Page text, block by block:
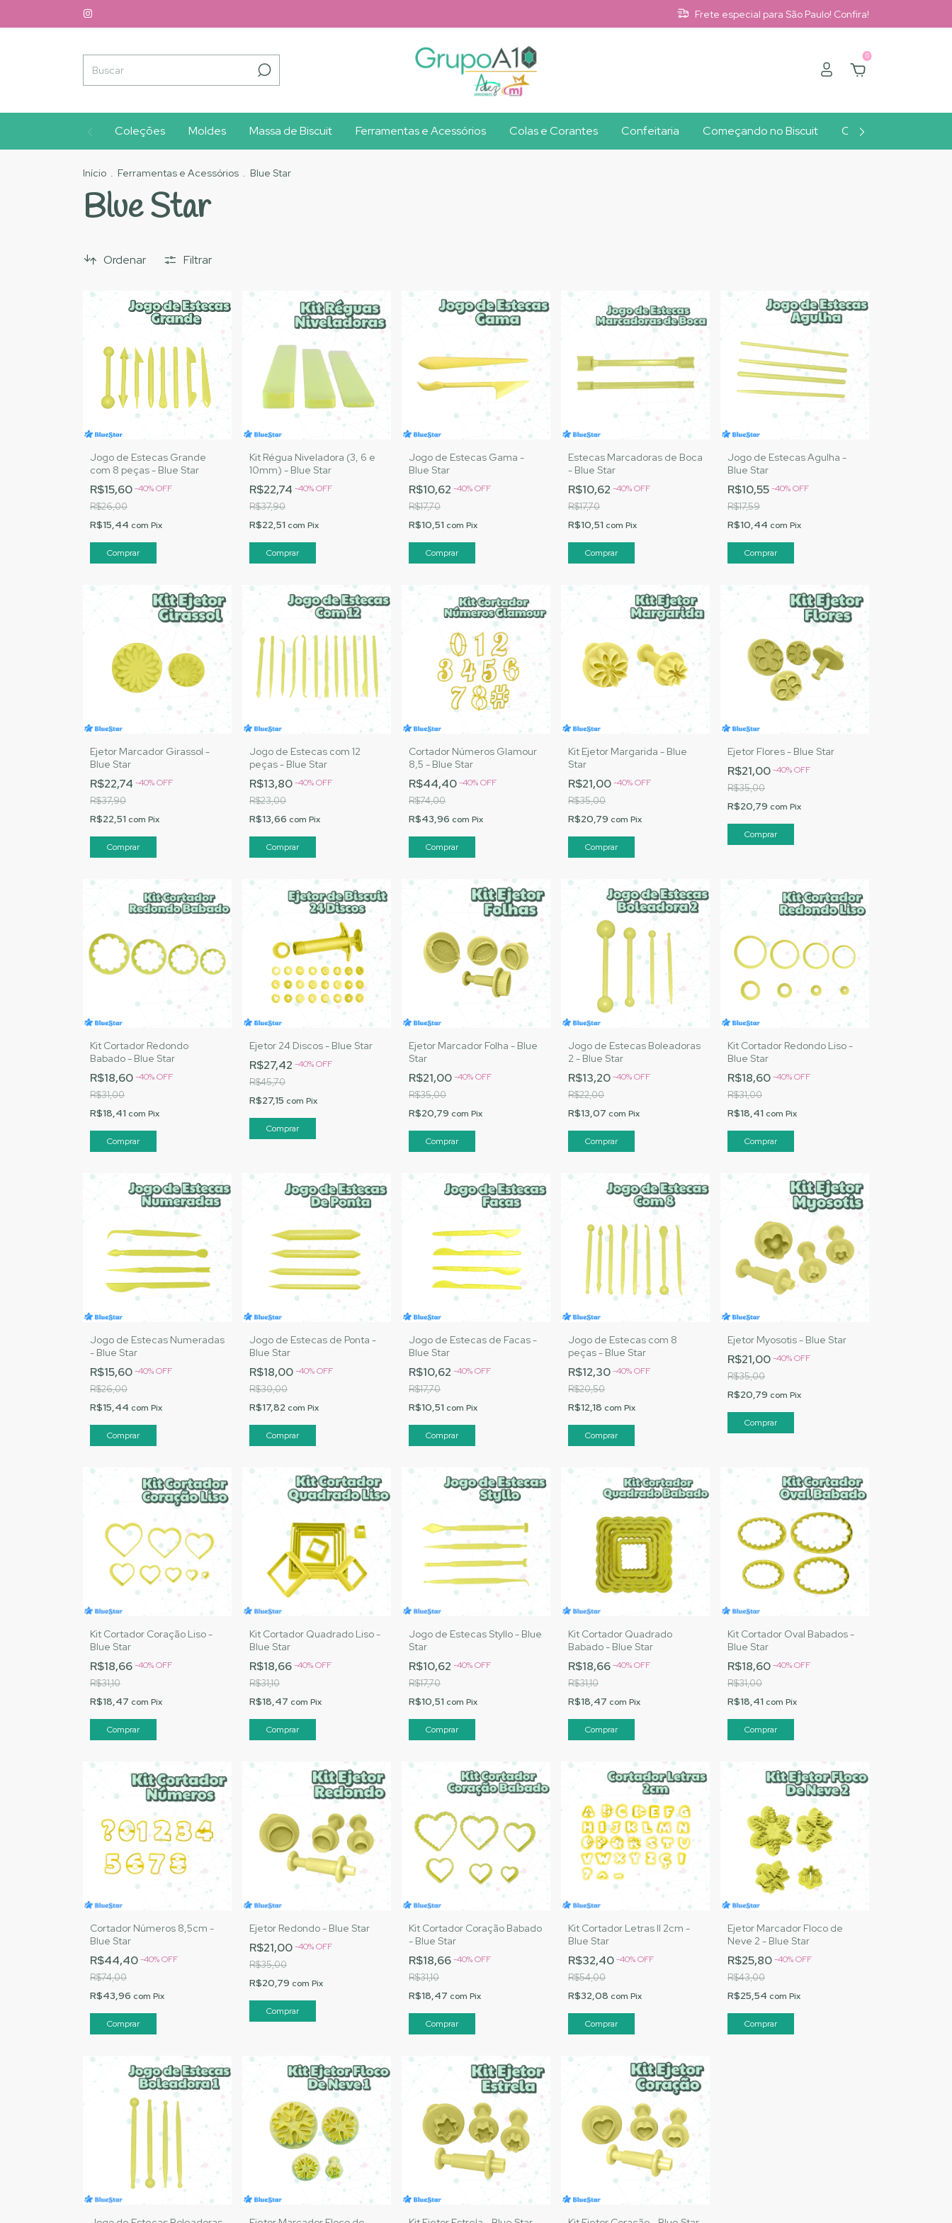
Frete especial para São Paulo! Confira!
0
Coleções Moldes Massa de Biscuit Ferramentas e Acessórios Colas e Corantes Confeitaria Começando no Biscuit Clube A10
Início . Ferramentas e Acessórios . Blue Star
Blue Star
Ordenar Filtrar
Jogo de Estecas Grande
com 8 peças - Blue Star
R$15,60-40%OFF
R$26,00
R$15,44 com Pix
Kit Régua Niveladora (3, 6 e
10mm) - Blue Star
R$22,74 -40%OFF
R$37,90
R$22,51 com Pix
Jogo de Estecas Gama -
Blue Star
R$10,62 -40%OFF
R$17,70
R$10,51 com Pix
Estecas Marcadoras de Boca
- Blue Star
R$10,62 -40%OFF
R$17,70
R$10,51 com Pix
Jogo de Estecas Agulha -
Blue Star
R$10,55-40%OFF
R$17,59
R$10,44 com Pix
Ejetor Marcador Girassol -
Blue Star
R$22,74 -40%OFF
R$37,90
R$22,51 com Pix
Jogo de Estecas com 12
peças - Blue Star
R$13,80-40%OFF
R$23,00
R$13,66 com Pix
Cortador Números Glamour
8,5 - Blue Star
R$44,40-40%OFF
R$74,00
R$43,96 com Pix
Kit Ejetor Margarida - Blue
Star
R$21,00-40%OFF
R$35,00
R$20,79 com Pix
Ejetor Flores - Blue Star
R$21,00-40%OFF
R$35,00
R$20,79 com Pix
Kit Cortador Redondo
Babado - Blue Star
R$18,60-40%OFF
R$31,00
R$18,41 com Pix
Ejetor 24 Discos - Blue Star
R$27,42 -40%OFF
R$45,70
R$27,15 com Pix
Ejetor Marcador Folha - Blue
Star
R$21,00-40%OFF
R$35,00
R$20,79 com Pix
Jogo de Estecas Boleadoras
2 - Blue Star
R$13,20-40%OFF
R$22,00
R$13,07 com Pix
Kit Cortador Redondo Liso -
Blue Star
R$18,60-40%OFF
R$31,00
R$18,41 com Pix
Jogo de Estecas Numeradas
- Blue Star
R$15,60-40%OFF
R$26,00
R$15,44 com Pix
Jogo de Estecas de Ponta -
Blue Star
R$18,00-40%OFF
R$30,00
R$17,82 com Pix
Jogo de Estecas de Facas -
Blue Star
R$10,62 -40%OFF
R$17,70
R$10,51 com Pix
Jogo de Estecas com 8
peças - Blue Star
R$12,30-40%OFF
R$20,50
R$12,18 com Pix
Ejetor Myosotis - Blue Star
R$21,00-40%OFF
R$35,00
R$20,79 com Pix
Kit Cortador Coração Liso -
Blue Star
R$18,66-40%OFF
R$31,10
R$18,47 com Pix
Kit Cortador Quadrado Liso -
Blue Star
R$18,66-40%OFF
R$31,10
R$18,47 com Pix
Jogo de Estecas Styllo - Blue
Star
R$10,62 -40%OFF
R$17,70
R$10,51 com Pix
Kit Cortador Quadrado
Babado - Blue Star
R$18,66-40%OFF
R$31,10
R$18,47 com Pix
Kit Cortador Oval Babados -
Blue Star
R$18,60-40%OFF
R$31,00
R$18,41 com Pix
Cortador Números 8,5cm -
Blue Star
R$44,40-40%OFF
R$74,00
R$43,96 com Pix
Ejetor Redondo - Blue Star
R$21,00-40%OFF
R$35,00
R$20,79 com Pix
Kit Cortador Coração Babado
- Blue Star
R$18,66-40%OFF
R$31,10
R$18,47 com Pix
Kit Cortador Letras II 2cm -
Blue Star
R$32,40-40%OFF
R$54,00
R$32,08 com Pix
Ejetor Marcador Floco de
Neve 2 - Blue Star
R$25,80-40%OFF
R$43,00
R$25,54 com Pix